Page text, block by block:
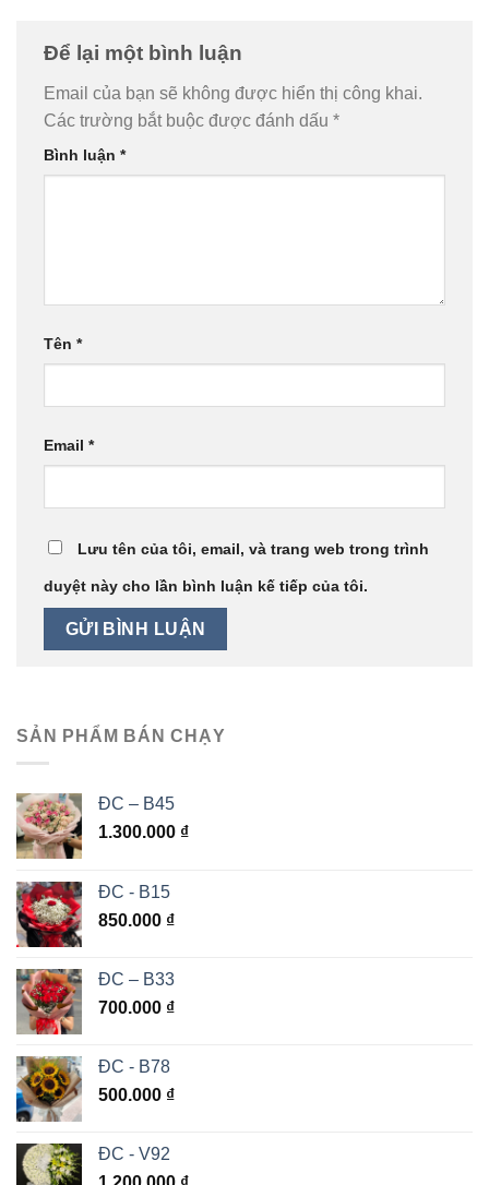
Để lại một bình luận
Email của bạn sẽ không được hiển thị công khai.
Các trường bắt buộc được đánh dấu *
Bình luận *
Tên *
Email *
Lưu tên của tôi, email, và trang web trong trình
duyệt này cho lần bình luận kế tiếp của tôi.
SẢN PHẨM BÁN CHẠY
ĐC – B45
1.300.000 ₫
ĐC - B15
850.000 ₫
ĐC – B33
700.000 ₫
ĐC - B78
500.000 ₫
ĐC - V92